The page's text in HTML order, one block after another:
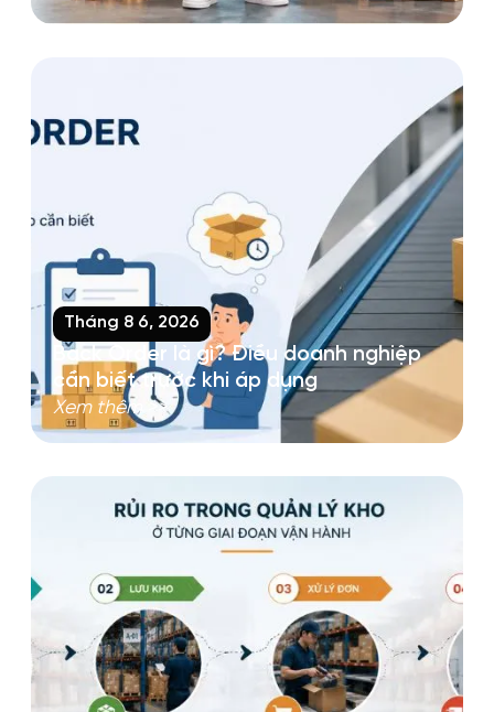
Tháng 8 6, 2026
Back Order là gì? Điều doanh nghiệp
cần biết trước khi áp dụng
Xem thêm >>